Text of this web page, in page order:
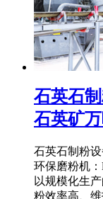
石英石
石英矿
石英石制粉
环保磨粉机
以规模化生
粉效率高、